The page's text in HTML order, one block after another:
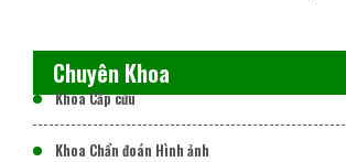
Chuyên Khoa
Khoa Cấp cứu
Khoa Chẩn đoán Hình ảnh